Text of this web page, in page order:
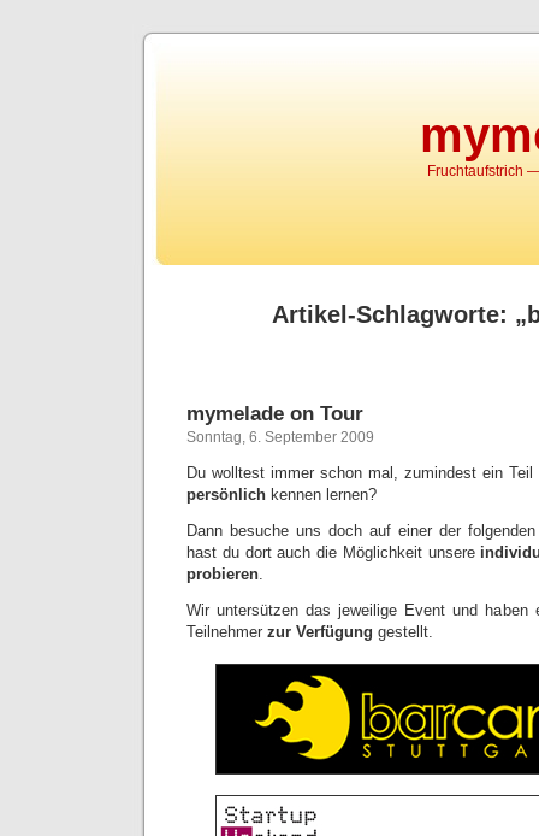
Fruchtaufstrich
Artikel-Schlagworte:
mymelade on Tour
Sonntag, 6. September 2009
Du wolltest immer schon mal, zumindest ein
persönlich kennen lernen?
Dann besuche uns doch auf einer der
hast du dort auch die Möglichkeit unsere
probieren.
Wir untersützen das jeweilige Event und
Teilnehmer zur Verfügung gestellt.